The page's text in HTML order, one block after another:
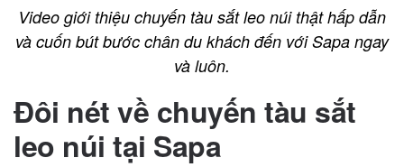
Video giới thiệu chuyến tàu sắt leo núi thật hấp dẫn
và cuốn bút bước chân du khách đến với Sapa ngay
và luôn.
Đôi nét về chuyến tàu sắt
leo núi tại Sapa